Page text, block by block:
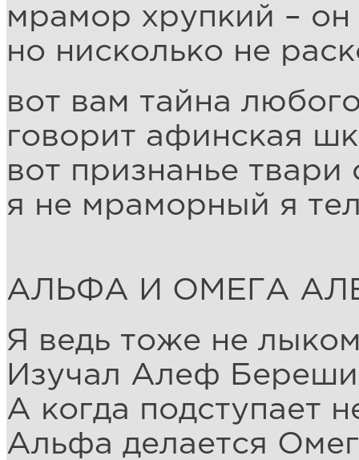
мрамор хрупкий – он
но нисколько не
вот вам тайна
говорит афинская
вот признанье твари
я не мраморный я
АЛЬФА И ОМЕГА
Я ведь тоже не
Изучал Алеф
А когда подступает
Альфа делается